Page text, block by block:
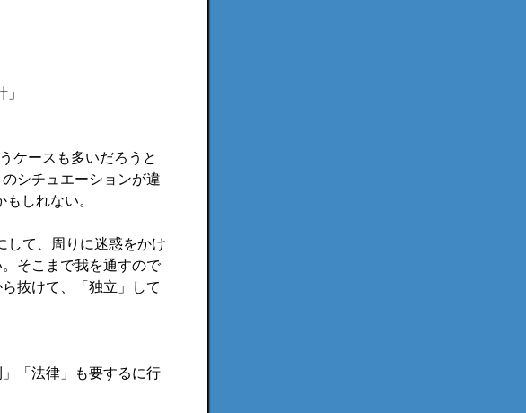
ースも多いだろうと
シチュエーションが違
しれない。
て、周りに迷惑をかけ
そこまで我を通すので
抜けて、「独立」して
「法律」も要するに行